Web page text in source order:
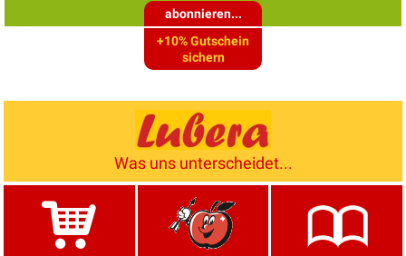
abonnieren...
+10% Gutschein
sichern
Was uns unterscheidet...